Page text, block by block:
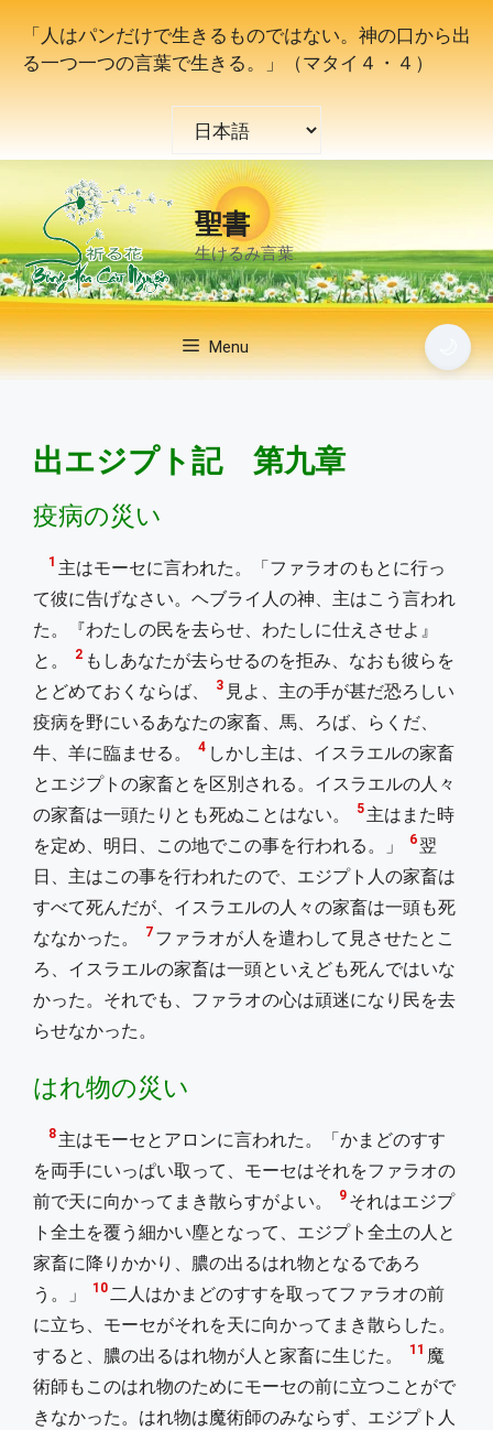
キ
ッ
プ
「人はパンだけで生きるものではない。神の口から出
る一つ一つの言葉で生きる。」（マタイ４・４）
を
選
択 聖書
生けるみ言葉
Menu
出エジプト記 第九章
疫病の災い
1 主はモーセに言われた。「ファラオのもとに行っ
て彼に告げなさい。ヘブライ人の神、主はこう言われ
た。『わたしの民を去らせ、わたしに仕えさせよ』
と。
2 もしあなたが去らせるのを拒み、なおも彼らを
とどめておくならば、
3 見よ、主の手が甚だ恐ろしい
疫病を野にいるあなたの家畜、馬、ろば、らくだ、
牛、羊に臨ませる。
4 しかし主は、イスラエルの家畜
とエジプトの家畜とを区別される。イスラエルの人々
の家畜は一頭たりとも死ぬことはない。
5 主はまた時
を定め、明日、この地でこの事を行われる。」
6 翌
日、主はこの事を行われたので、エジプト人の家畜は
すべて死んだが、イスラエルの人々の家畜は一頭も死
ななかった。
7 ファラオが人を遣わして見させたとこ
ろ、イスラエルの家畜は一頭といえども死んではいな
かった。それでも、ファラオの心は頑迷になり民を去
らせなかった。
はれ物の災い
8 主はモーセとアロンに言われた。「かまどのすす
を両手にいっぱい取って、モーセはそれをファラオの
前で天に向かってまき散らすがよい。
9 それはエジプ
ト全土を覆う細かい塵となって、エジプト全土の人と
家畜に降りかかり、膿の出るはれ物となるであろ
う。」
10 二人はかまどのすすを取ってファラオの前
に立ち、モーセがそれを天に向かってまき散らした。
すると、膿の出るはれ物が人と家畜に生じた。
11 魔
術師もこのはれ物のためにモーセの前に立つことがで
きなかった。はれ物は魔術師のみならず、エジプト人